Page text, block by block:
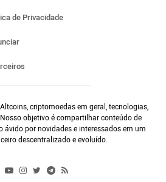
de Privacidade
criptomoedas em geral, tecnologias,
objetivo é compartilhar conteúdo de
por novidades e interessados em um
descentralizado e evoluído.